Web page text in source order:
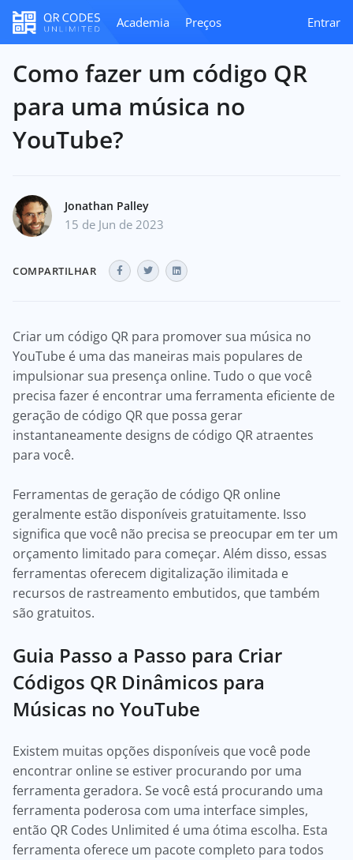
Academia Preços Entrar
Como fazer um código QR
para uma música no
YouTube?
Jonathan Palley
15 de Jun de 2023
COMPARTILHAR
Criar um código QR para promover sua música no
YouTube é uma das maneiras mais populares de
impulsionar sua presença online. Tudo o que você
precisa fazer é encontrar uma ferramenta eficiente de
geração de código QR que possa gerar
instantaneamente designs de código QR atraentes
para você.
Ferramentas de geração de código QR online
geralmente estão disponíveis gratuitamente. Isso
significa que você não precisa se preocupar em ter um
orçamento limitado para começar. Além disso, essas
ferramentas oferecem digitalização ilimitada e
recursos de rastreamento embutidos, que também
são gratuitos.
Guia Passo a Passo para Criar
Códigos QR Dinâmicos para
Músicas no YouTube
Existem muitas opções disponíveis que você pode
encontrar online se estiver procurando por uma
ferramenta geradora. Se você está procurando uma
ferramenta poderosa com uma interface simples,
então QR Codes Unlimited é uma ótima escolha. Esta
ferramenta oferece um pacote completo para todos